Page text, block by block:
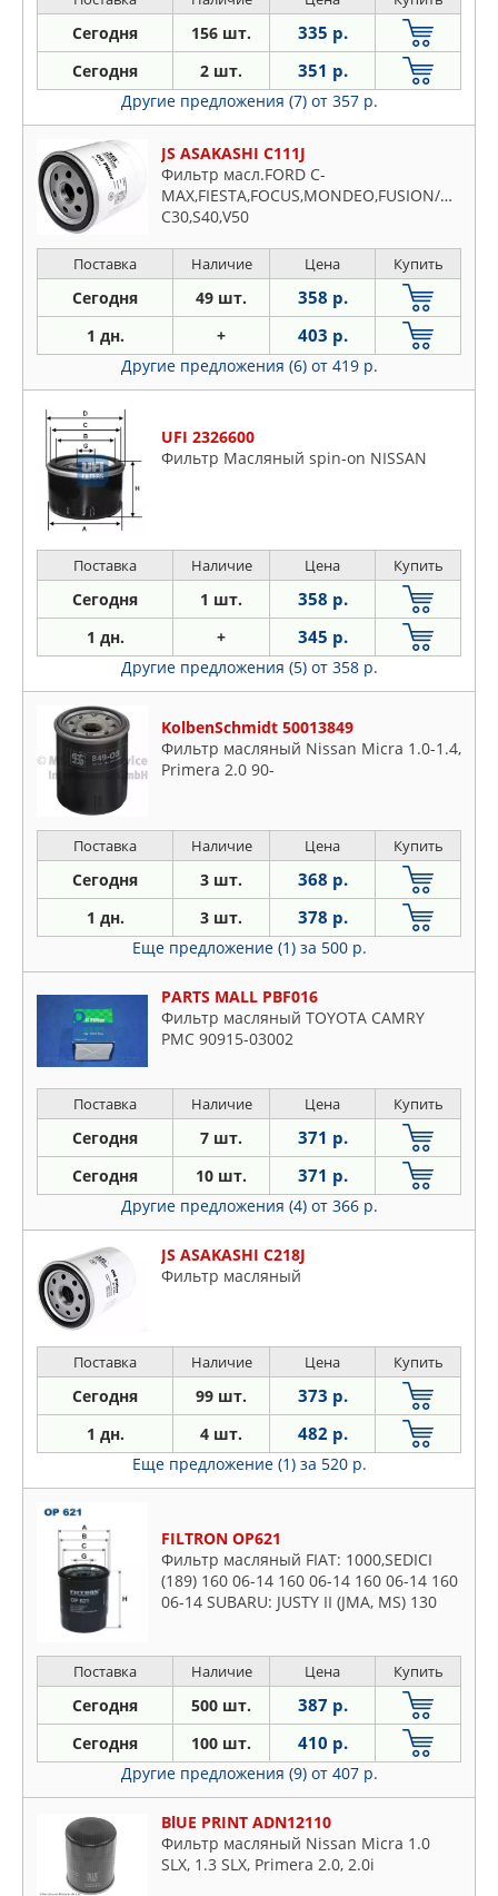
Сегодня 156 шт. 335 р.
Сегодня 2 шт. 351 р.
Другие предложения (7) от 357 р.
JS ASAKASHI C111J
Фильтр масл.FORD C-
MAX,FIESTA,FOCUS,MONDEO,FUSION/
C30,S40,V50
Поставка Наличие Цена Купить
Сегодня 49 шт. 358 р.
1 дн. + 403 р.
Другие предложения (6) от 419 р.
UFI 2326600
Фильтр Масляный spin-on NISSAN
Поставка Наличие Цена Купить
Сегодня 1 шт. 358 р.
1 дн. + 345 р.
Другие предложения (5) от 358 р.
KolbenSchmidt 50013849
Фильтр масляный Nissan Micra 1.0-1.4,
Primera 2.0 90-
Поставка Наличие Цена Купить
Сегодня 3 шт. 368 р.
1 дн. 3 шт. 378 р.
Еще предложение (1) за 500 р.
PARTS MALL PBF016
Фильтр масляный TOYOTA CAMRY
PMC 90915-03002
Поставка Наличие Цена Купить
Сегодня 7 шт. 371 р.
Сегодня 10 шт. 371 р.
Другие предложения (4) от 366 р.
JS ASAKASHI C218J
Фильтр масляный
Поставка Наличие Цена Купить
Сегодня 99 шт. 373 р.
1 дн. 4 шт. 482 р.
Еще предложение (1) за 520 р.
FILTRON OP621
Фильтр масляный FIAT: 1000,SEDICI
(189) 160 06-14 160 06-14 160 06-14 160
06-14 SUBARU: JUSTY II (JMA, MS) 130
Поставка Наличие Цена Купить
Сегодня 500 шт. 387 р.
Сегодня 100 шт. 410 р.
Другие предложения (9) от 407 р.
BlUE PRINT ADN12110
Фильтр масляный Nissan Micra 1.0
SLX, 1.3 SLX, Primera 2.0, 2.0i